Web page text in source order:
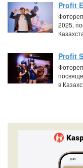
Profit
2025,
Profit
в